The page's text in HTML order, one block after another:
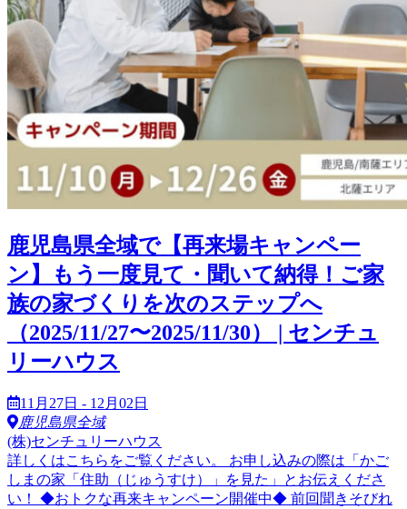
鹿児島県全域で【再来場キャンペー
ン】もう一度見て・聞いて納得！ご家
族の家づくりを次のステップへ
（2025/11/27〜2025/11/30） | センチュ
リーハウス
11月27日 - 12月02日
鹿児島県全域
(株)センチュリーハウス
詳しくはこちらをご覧ください。 お申し込みの際は「かご
しまの家「住助（じゅうすけ）」を見た」とお伝えくださ
い！ ◆おトクな再来キャンペーン開催中◆ 前回聞きそびれ